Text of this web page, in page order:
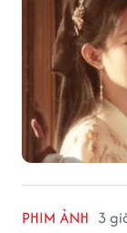
PHIM ẢNH 3